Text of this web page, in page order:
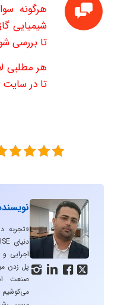
هرگونه
شیمیایی
تا بررسی
هر مطلبی
تا در سایت
   
«تجربه
اجرایی
پل زدن
صنعت
می‌کوشیم